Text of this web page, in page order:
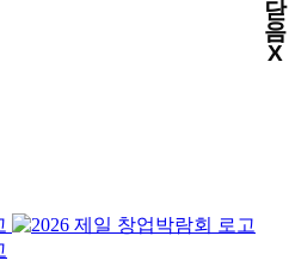
X
X
X
X
닫
음
X